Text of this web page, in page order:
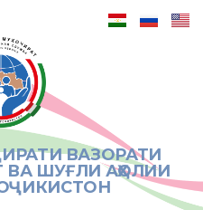
ВАЗОРАТИ
ВА ШУҒЛИ АҲОЛИИ